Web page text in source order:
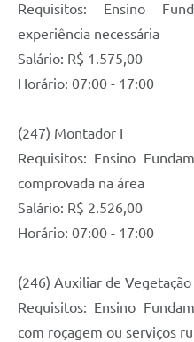
Requisitos: Ensino
experiência necessária
Salário: R$ 1.575,00
Horário: 07:00 - 17:00
(247) Montador I
Requisitos: Ensino
comprovada na área
Salário: R$ 2.526,00
Horário: 07:00 - 17:00
(246) Auxiliar de Vegetação
Requisitos: Ensino
com roçagem ou serviços